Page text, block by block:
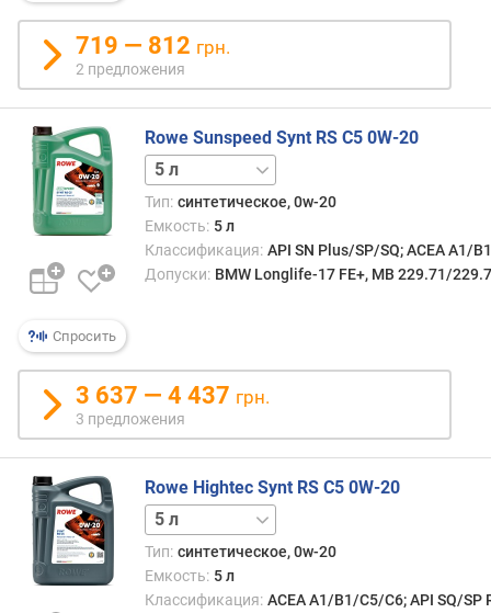
719 — 812 грн.
2 предложения
Спросить
Rowe Sunspeed Synt RS C5 0W-20
1 л
Тип: синтетическое, 0w-20
Емкость: 5 л
Классификация: API SN Plus/SP/SQ; ACEA A1/
Допуски: BMW Longlife-17 FE+, MB 229.71/
3 637 — 4 437 грн.
3 предложения
Rowe Hightec Synt RS C5 0W-20
1 л 4 л
Тип: синтетическое, 0w-20
Емкость: 5 л
Классификация: ACEA A1/B1/C5/C6; API SQ/SP